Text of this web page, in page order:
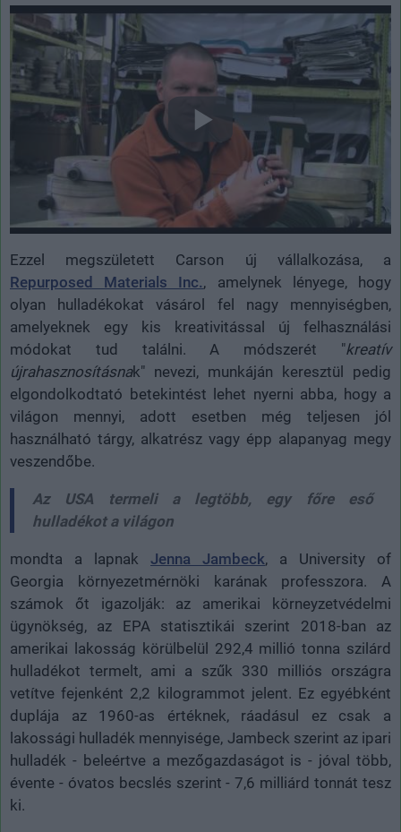
Ezzel megszületett Carson új vállalkozása, a
Repurposed Materials Inc., amelynek lényege, hogy
olyan hulladékokat vásárol fel nagy mennyiségben,
amelyeknek egy kis kreativitással új felhasználási
módokat tud találni. A módszerét "kreatív
újrahasznosításnak" nevezi, munkáján keresztül pedig
elgondolkodtató betekintést lehet nyerni abba, hogy a
világon mennyi, adott esetben még teljesen jól
használható tárgy, alkatrész vagy épp alapanyag megy
veszendőbe.
Az USA termeli a legtöbb, egy főre eső
hulladékot a világon
mondta a lapnak Jenna Jambeck, a University of
Georgia környezetmérnöki karának professzora. A
számok őt igazolják: az amerikai körneyzetvédelmi
ügynökség, az EPA statisztikái szerint 2018-ban az
amerikai lakosság körülbelül 292,4 millió tonna szilárd
hulladékot termelt, ami a szűk 330 milliós országra
vetítve fejenként 2,2 kilogrammot jelent. Ez egyébként
duplája az 1960-as értéknek, ráadásul ez csak a
lakossági hulladék mennyisége, Jambeck szerint az ipari
hulladék - beleértve a mezőgazdaságot is - jóval több,
évente - óvatos becslés szerint - 7,6 milliárd tonnát tesz
ki.